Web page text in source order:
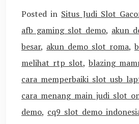
Posted in Situs Judi Slot
afb gaming slot demo, akun
besar, akun demo slot roma,
melihat rtp slot, blazing
cara memperbaiki slot usb
cara menang main judi slot
demo, cq9 slot demo